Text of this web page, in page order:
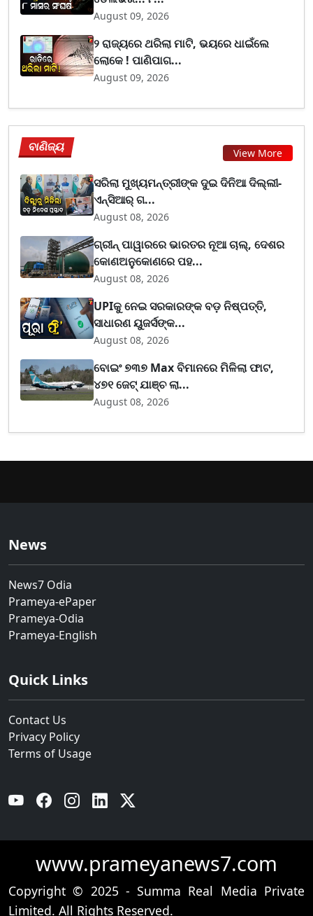
August 09, 2026
୨ ରାଜ୍ୟରେ ଥରିଲା ମାଟି, ଭୟରେ ଧାଇଁଲେ
ଲୋକେ ! ପାଣିପାଗ...
August 09, 2026
ବାଣିଜ୍ୟ View More
ସରିଲା ମୁଖ୍ୟମନ୍ତ୍ରୀଙ୍କ ଦୁଇ ଦିନିଆ ଦିଲ୍ଲୀ-
ଏନ୍‌ସିଆର୍ ଗ...
August 08, 2026
ଗ୍ରୀନ୍ ପାୱାରରେ ଭାରତର ନୂଆ ଚାଲ୍, ଦେଶର
କୋଣଅନୁକୋଣରେ ପହ...
August 08, 2026
UPIକୁ ନେଇ ସରକାରଙ୍କ ବଡ଼ ନିଷ୍ପତ୍ତି,
ସାଧାରଣ ୟୁଜର୍ସଙ୍କ...
August 08, 2026
ବୋଇଂ ୭୩୭ Max ବିମାନରେ ମିଳିଲା ଫାଟ,
୪୭୧ ଜେଟ୍ ଯାଞ୍ଚ ଲା...
August 08, 2026
News
News7 Odia
Prameya-ePaper
Prameya-Odia
Prameya-English
Quick Links
Contact Us
Privacy Policy
Terms of Usage
YouTube Facebook Instagram Linkedin
www.prameyanews7.com
Copyright © 2025 - Summa Real Media Private
Limited. All Rights Reserved.